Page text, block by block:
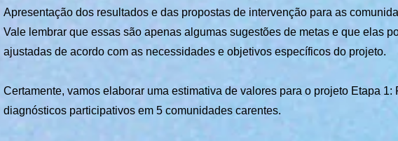
Apresentação dos resultados e das propostas de intervenção para as
Vale lembrar que essas são apenas algumas sugestões de metas e que elas
ajustadas de acordo com as necessidades e objetivos específicos do projeto.
Certamente, vamos elaborar uma estimativa de valores para o projeto Etapa 1:
diagnósticos participativos em 5 comunidades carentes.